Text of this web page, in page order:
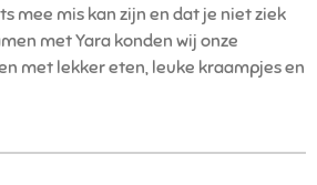
mee mis kan zijn en dat je niet ziek
met Yara konden wij onze
met lekker eten, leuke kraampjes en